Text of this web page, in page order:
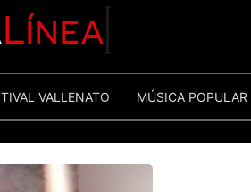
Línea
VALLENATO MÚSICA POPULAR